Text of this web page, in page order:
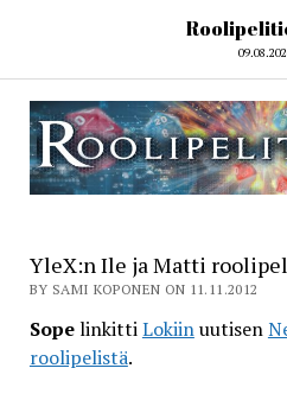
YleX:n Ile ja Matti
BY SAMI KOPONEN ON 11.11.2012
SopelinkittiLokiinuutisen
roolipelistä.